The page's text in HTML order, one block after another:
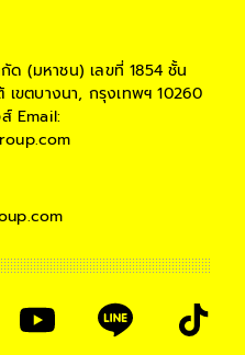
ด (มหาชน) เลขที่ 1854 ชั้น
เขตบางนา, กรุงเทพฯ 10260
Email: